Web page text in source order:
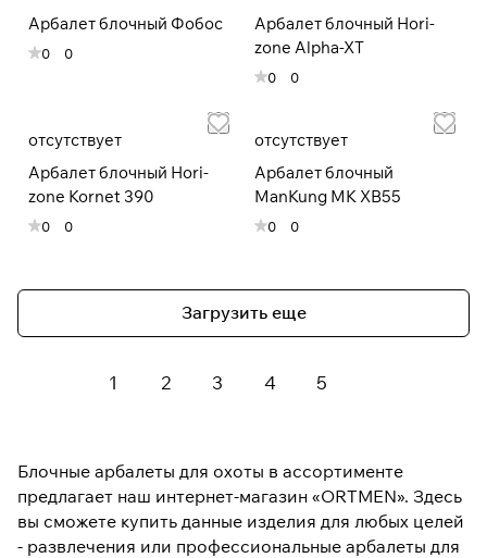
Арбалет блочный Фобос
0 0
Арбалет блочный Hori-
zone Alpha-XT
0 0
отсутствует
Арбалет блочный Hori-
zone Kornet 390
0 0
отсутствует
Арбалет блочный
ManKung MK XB55
0 0
Загрузить еще
1 2 3 4 5
Блочные арбалеты для охоты в ассортименте
предлагает наш интернет-магазин «ORTMEN». Здесь
вы сможете купить данные изделия для любых целей
- развлечения или профессиональные арбалеты для